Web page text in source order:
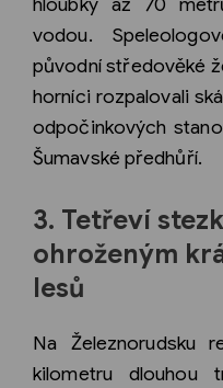
vodou.
původní středověké
horníci rozpalovali
odpočinkových
Šumavské předhůří.
3. Tetřeví
ohroženým
lesů
Na Železnorudsku
kilometru dlouhou